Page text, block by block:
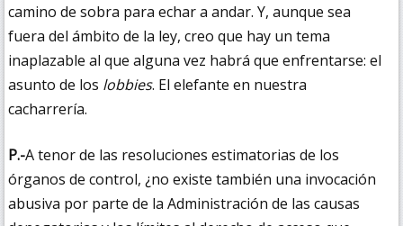
camino de sobra para echar a andar. Y, aunque sea
fuera del ámbito de la ley, creo que hay un tema
inaplazable al que alguna vez habrá que enfrentarse: el
asunto de los lobbies. El elefante en nuestra
cacharrería.
P.-A tenor de las resoluciones estimatorias de los
órganos de control, ¿no existe también una invocación
abusiva por parte de la Administración de las causas